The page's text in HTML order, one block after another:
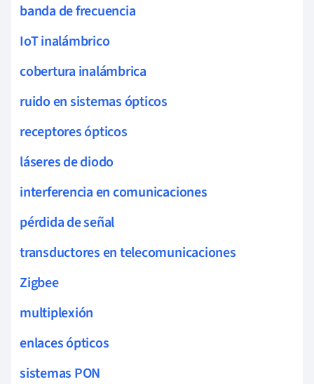
banda de frecuencia
IoT inalámbrico
cobertura inalámbrica
ruido en sistemas ópticos
receptores ópticos
láseres de diodo
interferencia en comunicaciones
pérdida de señal
transductores en telecomunicaciones
Zigbee
multiplexión
enlaces ópticos
sistemas PON